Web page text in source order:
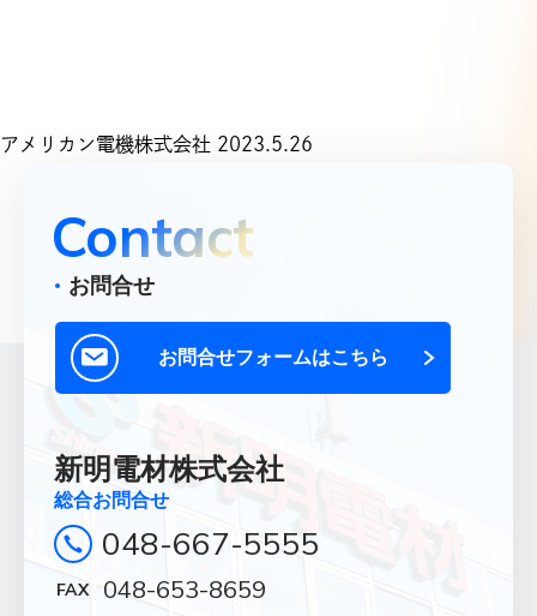
Office
営業所一覧
About Us
新明電材について
企業情報
Recruit
採用情報
News
アメリカン電機株式会社 2023.5.26
Contact
お問合せ
お問合せフォームはこちら
新明電材株式会社
総合お問合せ
048-667-5555
048-653-8659